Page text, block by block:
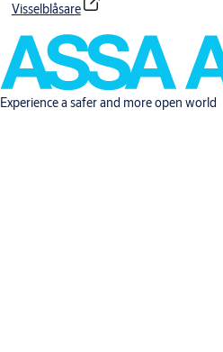
Visselblåsare
Experience a safer and more open world